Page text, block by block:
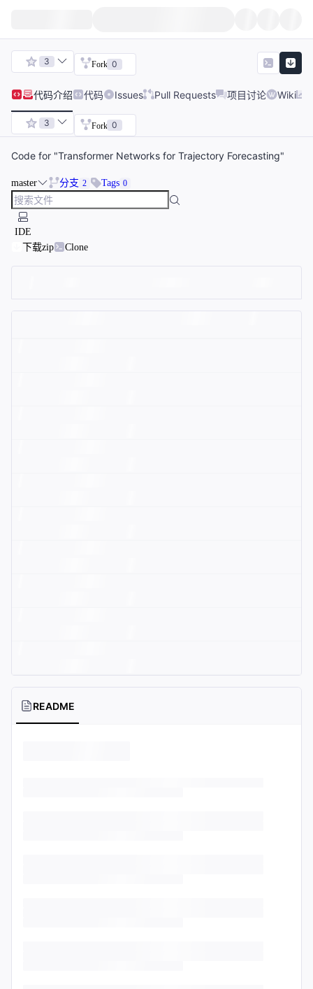
3 Fork 0
代码介绍 代码 Issues Pull Requests 项目讨论 Wiki
3 Fork 0
Code for "Transformer Networks for Trajectory Forecasting"
master 分支 2 Tags 0
IDE
下载zip
Clone
README